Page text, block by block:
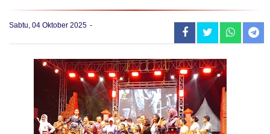
Sabtu, 04 Oktober 2025